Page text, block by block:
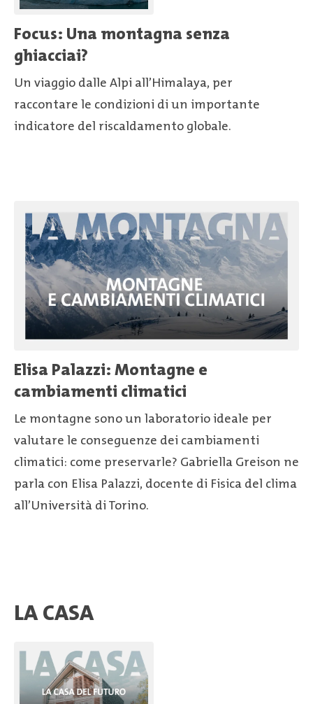
Focus: Una montagna senza
ghiacciai?
Un viaggio dalle Alpi all’Himalaya, per
raccontare le condizioni di un importante
indicatore del riscaldamento globale.
Elisa Palazzi: Montagne e
cambiamenti climatici
Le montagne sono un laboratorio ideale per
valutare le conseguenze dei cambiamenti
climatici: come preservarle? Gabriella Greison ne
parla con Elisa Palazzi, docente di Fisica del clima
all’Università di Torino.
LA CASA